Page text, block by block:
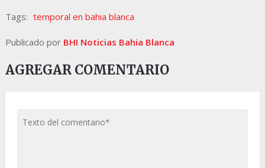
Tags: temporal en bahia blanca
Publicado por BHI Noticias Bahia Blanca
AGREGAR COMENTARIO